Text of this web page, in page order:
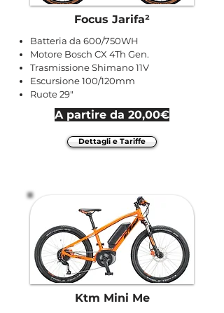
Focus Jarifa²
Batteria da 600/750WH
Motore Bosch CX 4Th Gen.
Trasmissione Shimano 11V
Escursione 100/120mm
Ruote 29"
A partire da 20,00€
Dettagli e Tariffe
Ktm Mini Me